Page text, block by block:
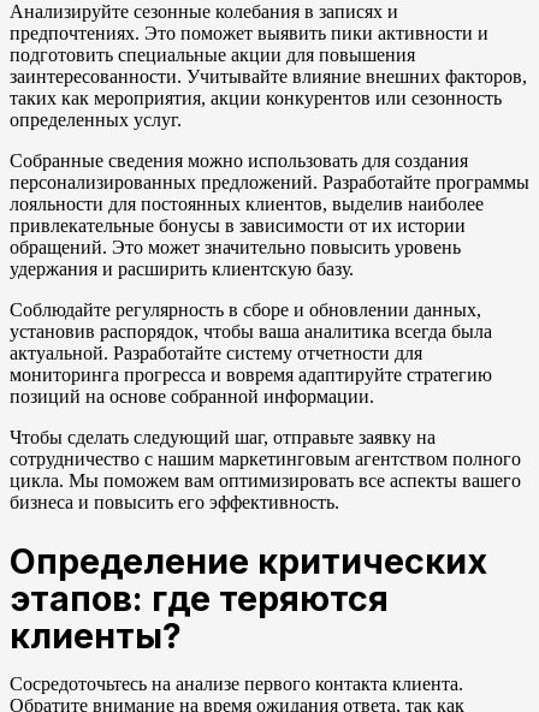
Анализируйте сезонные колебания в записях и
предпочтениях. Это поможет выявить пики активности и
подготовить специальные акции для повышения
заинтересованности. Учитывайте влияние внешних факторов,
таких как мероприятия, акции конкурентов или сезонность
определенных услуг.
Собранные сведения можно использовать для создания
персонализированных предложений. Разработайте программы
лояльности для постоянных клиентов, выделив наиболее
привлекательные бонусы в зависимости от их истории
обращений. Это может значительно повысить уровень
удержания и расширить клиентскую базу.
Соблюдайте регулярность в сборе и обновлении данных,
установив распорядок, чтобы ваша аналитика всегда была
актуальной. Разработайте систему отчетности для
мониторинга прогресса и вовремя адаптируйте стратегию
позиций на основе собранной информации.
Чтобы сделать следующий шаг, отправьте заявку на
сотрудничество с нашим маркетинговым агентством полного
цикла. Мы поможем вам оптимизировать все аспекты вашего
бизнеса и повысить его эффективность.
Определение критических
этапов: где теряются
клиенты?
Сосредоточьтесь на анализе первого контакта клиента.
Обратите внимание на время ожидания ответа, так как